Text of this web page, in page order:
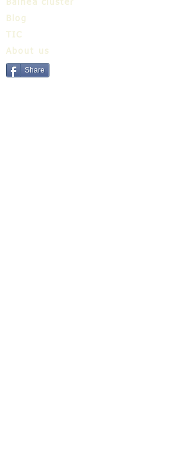
Balnea cluster
Blog
TIC
About us
Share